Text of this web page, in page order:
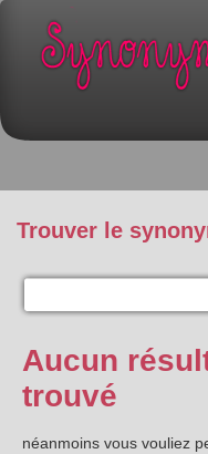
Trouver le
Aucun
trouvé
néanmoins vous vouliez